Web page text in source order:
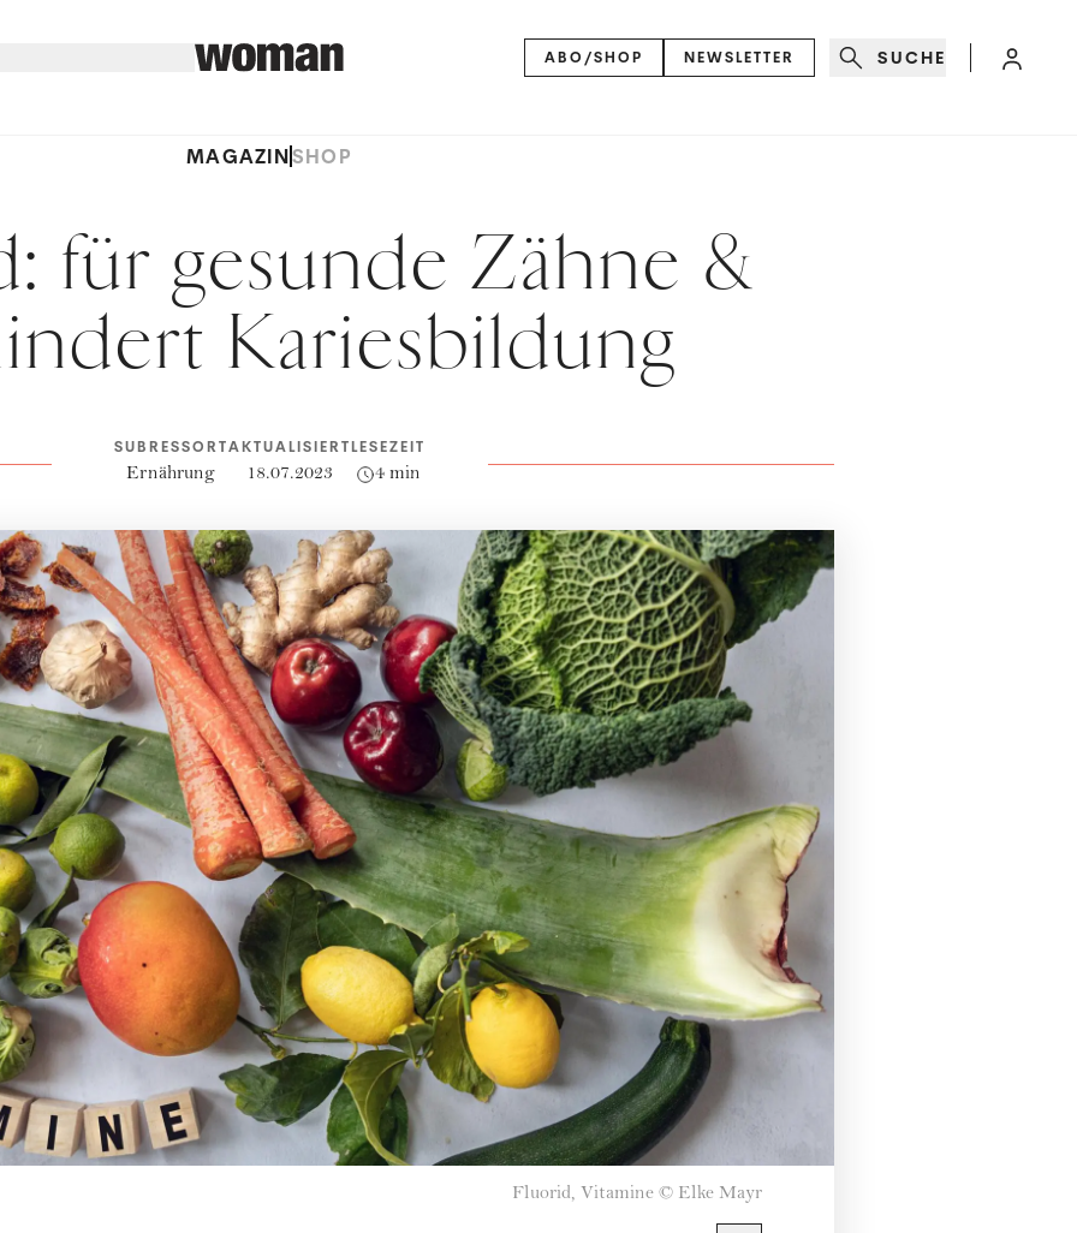
ABO/SHOP NEWSLETTER SUCHE
MAGAZINSHOP
für gesunde Zähne &
Kariesbildung
SUBRESSORT
Ernährung
AKTUALISIERT
18.07.2023
LESEZEIT
4 min
Fluorid, Vitamine © Elke Mayr